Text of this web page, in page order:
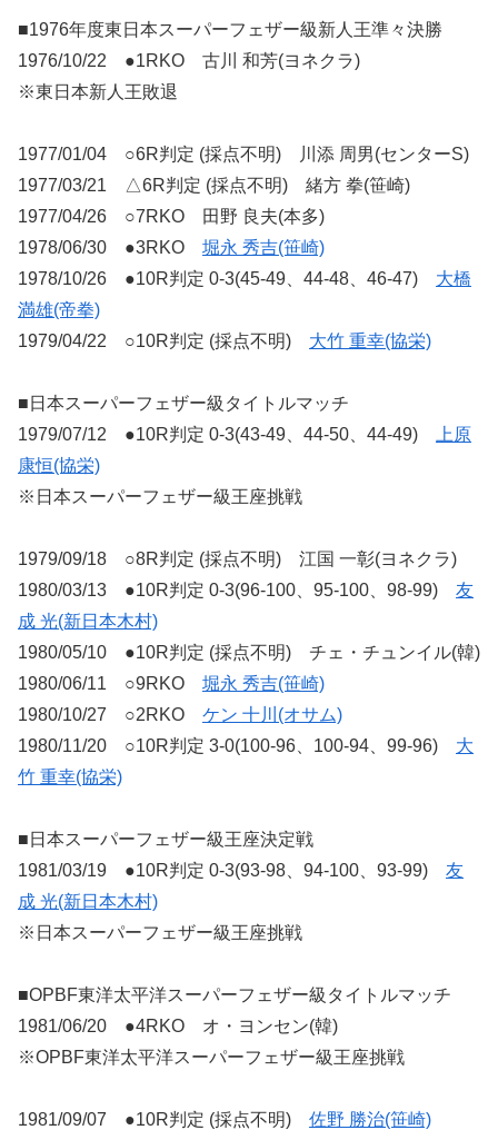
■1976年度東日本スーパーフェザー級新人王準々決勝
1976/10/22 ●1RKO 古川 和芳(ヨネクラ)
※東日本新人王敗退
1977/01/04 ○6R判定 (採点不明) 川添 周男(センターS)
1977/03/21 △6R判定 (採点不明) 緒方 拳(笹崎)
1977/04/26 ○7RKO 田野 良夫(本多)
1978/06/30 ●3RKO 堀永 秀吉(笹崎)
1978/10/26 ●10R判定 0-3(45-49、44-48、46-47) 大橋
満雄(帝拳)
1979/04/22 ○10R判定 (採点不明) 大竹 重幸(協栄)
■日本スーパーフェザー級タイトルマッチ
1979/07/12 ●10R判定 0-3(43-49、44-50、44-49)
上原
康恒(協栄)
※日本スーパーフェザー級王座挑戦
1979/09/18 ○8R判定 (採点不明) 江国 一彰(ヨネクラ)
1980/03/13 ●10R判定 0-3(96-100、95-100、98-99) 友
成 光(新日本木村)
1980/05/10 ●10R判定 (採点不明) チェ・チュンイル(韓)
1980/06/11 ○9RKO 堀永 秀吉(笹崎)
1980/10/27 ○2RKO ケン 十川(オサム)
1980/11/20 ○10R判定 3-0(100-96、100-94、99-96) 大
竹 重幸(協栄)
■日本スーパーフェザー級王座決定戦
1981/03/19 ●10R判定 0-3(93-98、94-100、93-99) 友
成 光(新日本木村)
※日本スーパーフェザー級王座挑戦
■OPBF東洋太平洋スーパーフェザー級タイトルマッチ
1981/06/20 ●4RKO オ・ヨンセン(韓)
※OPBF東洋太平洋スーパーフェザー級王座挑戦
1981/09/07 ●10R判定 (採点不明) 佐野 勝治(笹崎)